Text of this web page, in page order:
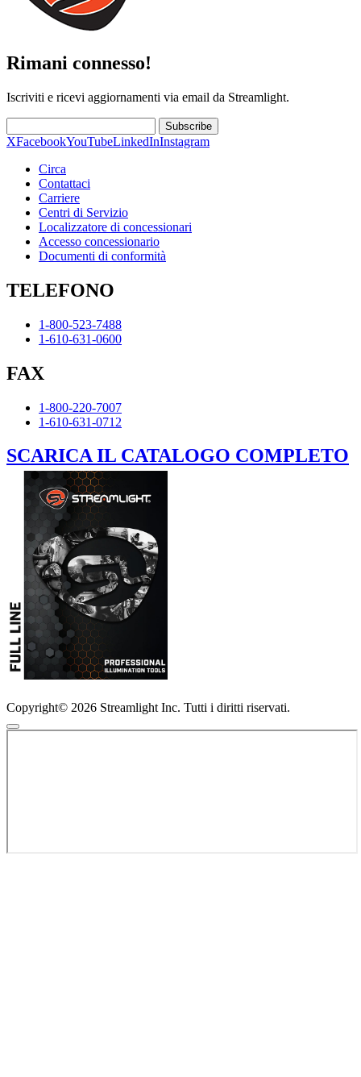
Rimani connesso!
Iscriviti e ricevi aggiornamenti via email da Streamlight.
Subscribe
XFacebookYouTubeLinkedInInstagram
Circa
Contattaci
Carriere
Centri di Servizio
Localizzatore di concessionari
Accesso concessionario
Documenti di conformità
TELEFONO
1-800-523-7488
1-610-631-0600
FAX
1-800-220-7007
1-610-631-0712
SCARICA IL CATALOGO COMPLETO
Copyright© 2026 Streamlight Inc. Tutti i diritti riservati.